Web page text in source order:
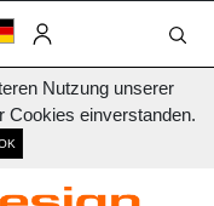
Nutzung unserer
Cookies einverstanden.